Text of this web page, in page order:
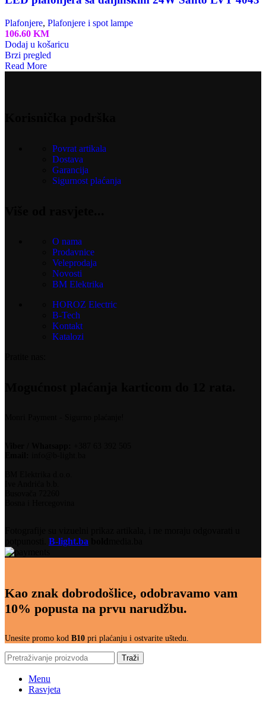
Plafonjere, Plafonjere i spot lampe
106.60 KM
Dodaj u košaricu
Brzi pregled
Read More
Povrat artikala
Dostava
Garancija
Sigurnost plaćanja
O nama
Prodavnice
Veleprodaja
Novosti
BM Elektrika
HOROZ Electric
B-Tech
Kontakt
Katalozi
B-light.ba
Kao znak dobrodošlice, odobravamo vam
10% popusta na prvu narudžbu.
Unesite promo kod B10 pri plaćanju i ostvarite uštedu.
Traži
Menu
Rasvjeta